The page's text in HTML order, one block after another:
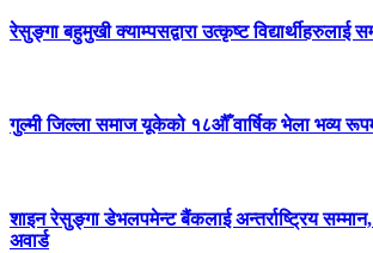
रेसुङ्गा बहुमुखी क्याम्पसद्वारा उत्कृष्ट विद्यार्थीहरुलाई
गुल्मी जिल्ला समाज यूकेको १८औँ वार्षिक भेला भव्य
शाइन रेसुङ्गा डेभलपमेन्ट बैंकलाई अन्तर्राष्ट्रिय सम्मान,
अवार्ड